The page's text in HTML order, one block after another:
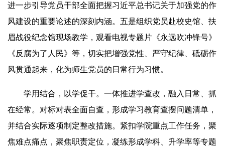
进一步引导党员干部全面把握习近平总书记关于加强党的作
风建设的重要论述的深刻内涵。五是组织党员赴校史馆、扶
眉战役纪念馆现场教学，观看电视专题片《永远吹冲锋号》
《反腐为了人民》等，切实把增强党性、严守纪律、砥砺作
风贯通起来，化为师生党员的日常行为习惯。
学用结合，以学促干。一体推进学查改，融入日常、抓
在经常。对标对表全面自查，形成学习教育查摆问题清单，
并结合实际逐项制定整改措施。紧扣学院重点工作任务，聚
焦难点痛点，聚焦职责定位，凝练形成学科、升学率等专题